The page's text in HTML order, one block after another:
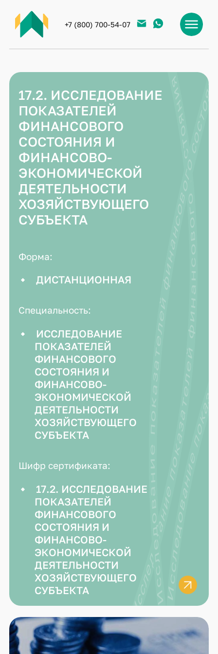
+7 (800) 700-54-0717.2. Исследование показателей финансового состояния и финансово-экономической деятельности хозяйствующего субъекта — 17.2. Исследование показателей финансового состояния и финансово-экономической деятельности хозяйствующего субъекта —
17.2. Исследование показателей финансового состояния и финансово-экономической деятельности
17.2. Исследование показателей финансового состояния и финансово-экономической деятельности
17.2. ИССЛЕДОВАНИЕ
ПОКАЗАТЕЛЕЙ
ФИНАНСОВОГО
СОСТОЯНИЯ И
ФИНАНСОВО-
ЭКОНОМИЧЕСКОЙ
ДЕЯТЕЛЬНОСТИ
ХОЗЯЙСТВУЮЩЕГО
СУБЪЕКТА
Форма:
ДИСТАНЦИОННАЯ
Специальность:
ИССЛЕДОВАНИЕ
ПОКАЗАТЕЛЕЙ
ФИНАНСОВОГО
СОСТОЯНИЯ И
ФИНАНСОВО-
ЭКОНОМИЧЕСКОЙ
ДЕЯТЕЛЬНОСТИ
ХОЗЯЙСТВУЮЩЕГО
СУБЪЕКТА
Шифр сертификата:
17.2. ИССЛЕДОВАНИЕ
ПОКАЗАТЕЛЕЙ
ФИНАНСОВОГО
СОСТОЯНИЯ И
ФИНАНСОВО-
ЭКОНОМИЧЕСКОЙ
ДЕЯТЕЛЬНОСТИ
ХОЗЯЙСТВУЮЩЕГО
СУБЪЕКТА